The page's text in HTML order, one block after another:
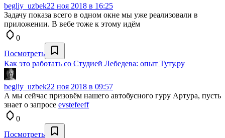
begliy_uzbek22 ноя 2018 в 16:25
Задачу показа всего в одном окне мы уже реализовали в
приложении. В вебе тоже к этому идём
0
Посмотреть
Как это работать со Студией Лебедева: опыт Туту.ру
begliy_uzbek22 ноя 2018 в 09:57
А мы сейчас призовём нашего автобусного гуру Артура, пусть
знает о запросе evstefeeff
0
Посмотреть